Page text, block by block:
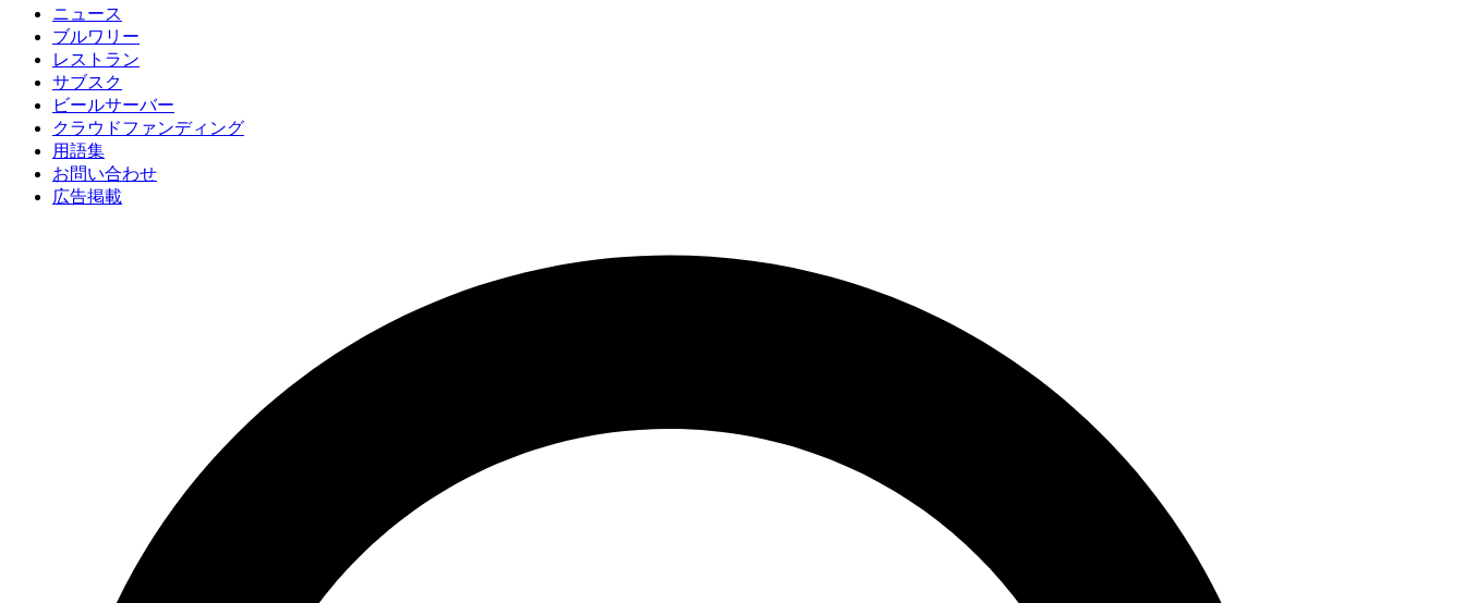
ニュース
ブルワリー
レストラン
サブスク
ビールサーバー
クラウドファンディング
用語集
お問い合わせ
広告掲載